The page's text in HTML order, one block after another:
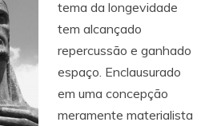
tema da longevidade
tem alcançado
repercussão e ganhado
espaço. Enclausurado
em uma concepção
meramente materialista